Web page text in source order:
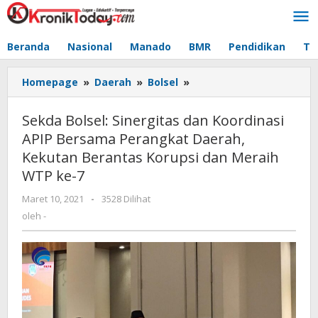
Lewati
ke
Beranda Nasional Manado BMR Pendidikan
Homepage » Daerah » Bolsel »
Bolsel:
dan
Koordinasi
APIP
Berantas
Korupsi
dan
Meraih
Sekda Bolsel: Sinergitas dan Koordinasi
APIP Bersama Perangkat Daerah,
Kekutan Berantas Korupsi dan Meraih
WTP ke-7
Maret 10, 2021
oleh
-
3528 Dilihat
oleh -